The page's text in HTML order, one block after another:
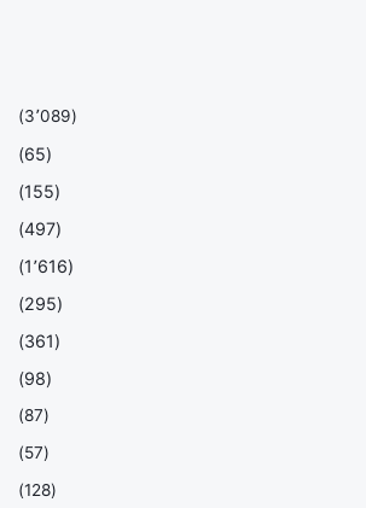
(3٬089)
(65)
(155)
(497)
(1٬616)
(295)
(361)
(98)
(87)
(57)
(128)